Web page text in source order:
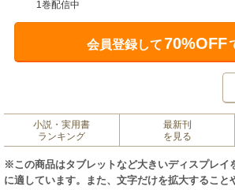
1巻配信中
会員登録して70%OFF
小説・実用書
ランキング
最新刊
を見る
※この商品はタブレットなど大きいディスプレイ
に適しています。また、文字だけを拡大すること